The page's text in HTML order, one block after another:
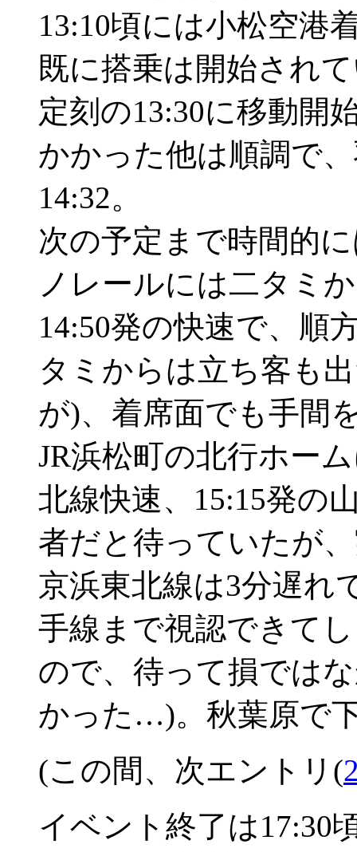
13:10頃には小松空港
既に搭乗は開始され
定刻の13:30に移動開
かかった他は順調で
14:32。
次の予定まで時間的
ノレールには二タミ
14:50発の快速で、順
タミからは立ち客も
が)、着席面でも手間
JR浜松町の北行ホー
北線快速、15:15発の
者だと待っていたが
京浜東北線は3分遅れ
手線まで視認できて
ので、待って損では
かった…)。秋葉原で
(この間、次エントリ(
イベント終了は17:30